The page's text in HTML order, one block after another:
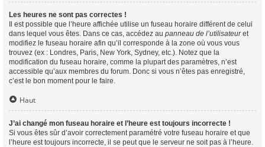
Les heures ne sont pas correctes !
Il est possible que l’heure affichée utilise un fuseau horaire différent de celui
dans lequel vous êtes. Dans ce cas, accédez au panneau de l’utilisateuret
modifiez le fuseau horaire afin qu’il corresponde à la zone où vous vous
trouvez (ex : Londres, Paris, New York, Sydney, etc.). Notez que la
modification du fuseau horaire, comme la plupart des paramètres, n’est
accessible qu’aux membres du forum. Donc si vous n’êtes pas enregistré,
c’est le bon moment pour le faire.
Haut
J’ai changé mon fuseau horaire et l’heure est toujours incorrecte !
Si vous êtes sûr d’avoir correctement paramétré votre fuseau horaire et que
l’heure est toujours incorrecte, il se peut que le serveur ne soit pas à l’heure.